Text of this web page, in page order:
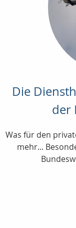
Die
der
Was für den
mehr...